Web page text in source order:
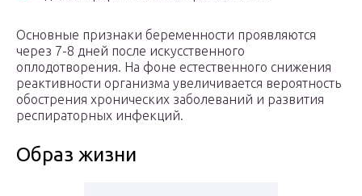
Основные признаки беременности проявляются
через 7-8 дней после искусственного
оплодотворения. На фоне естественного снижения
реактивности организма увеличивается вероятность
обострения хронических заболеваний и развития
респираторных инфекций.
Образ жизни